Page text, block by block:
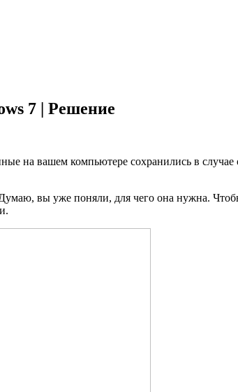
7 | Решение
на вашем компьютере сохранились в
вы уже поняли, для чего она нужна.